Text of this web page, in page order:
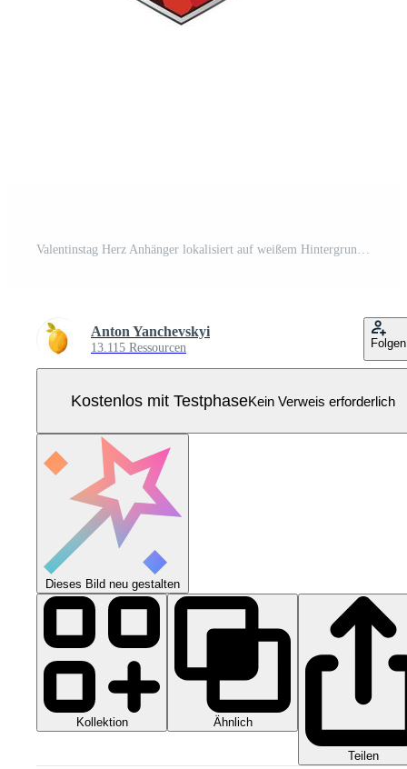
Valentinstag Herz Anhänger lokalisiert auf weißem Hintergrund Pro Vektor
Anton Yanchevskyi
13.115 Ressourcen Folgen
Kostenlos mit TestphaseKein Verweis erforderlich
Dieses Bild neu gestalten
Kollektion Ähnlich
Teilen